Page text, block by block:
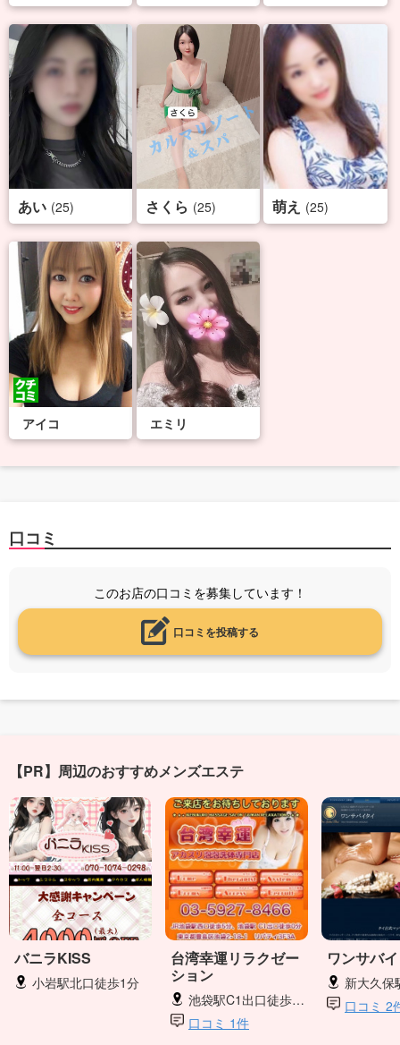
あい (25) さくら (25) 萌え (25)
アイコ エミリ
口コミ
このお店の口コミを募集しています！
口コミを投稿する
【PR】周辺のおすすめメンズエステ
バニラKISS
小岩駅北口徒歩1分
台湾幸運リラクゼー
ション
池袋駅C1出口徒歩0分
口コミ 1件
ワンサバイ
新大久保駅
口コミ 2